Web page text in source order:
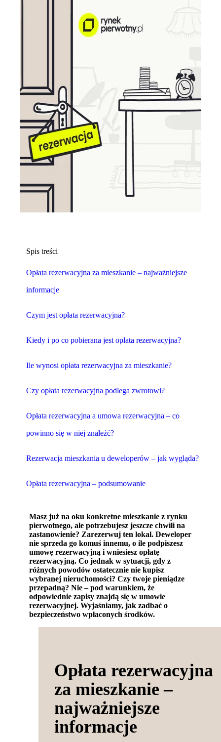
Spis treści
Opłata rezerwacyjna za mieszkanie – najważniejsze
informacje
Czym jest opłata rezerwacyjna?
Kiedy i po co pobierana jest opłata rezerwacyjna?
Ile wynosi opłata rezerwacyjna za mieszkanie?
Czy opłata rezerwacyjna podlega zwrotowi?
Opłata rezerwacyjna a umowa rezerwacyjna – co
powinno się w niej znaleźć?
Rezerwacja mieszkania u deweloperów – jak wygląda?
Opłata rezerwacyjna – podsumowanie
Masz już na oku konkretne mieszkanie z rynku
pierwotnego, ale potrzebujesz jeszcze chwili na
zastanowienie? Zarezerwuj ten lokal. Deweloper
nie sprzeda go komuś innemu, o ile podpiszesz
umowę rezerwacyjną i wniesiesz opłatę
rezerwacyjną. Co jednak w sytuacji, gdy z
różnych powodów ostatecznie nie kupisz
wybranej nieruchomości? Czy twoje pieniądze
przepadną? Nie – pod warunkiem, że
odpowiednie zapisy znajdą się w umowie
rezerwacyjnej. Wyjaśniamy, jak zadbać o
bezpieczeństwo wpłaconych środków.
Opłata rezerwacyjna
za mieszkanie –
najważniejsze
informacje